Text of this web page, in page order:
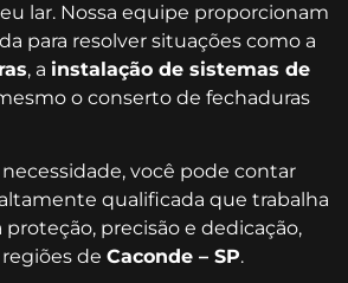
lar. Nossa equipe proporcionam
para resolver situações como a
, a instalação de sistemas de
o conserto de fechaduras
você pode contar
qualificada que trabalha
precisão e dedicação,
de Caconde – SP.